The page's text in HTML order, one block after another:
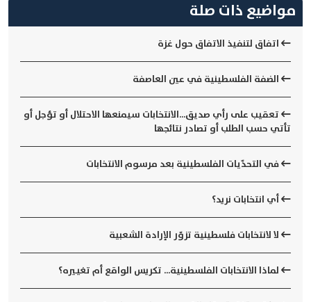
مواضيع ذات صلة
اتفاق لتنفيذ الاتفاق حول غزة
الضفة الفلسطينية في عين العاصفة
تعقيب على رأي صديق...الانتخابات سيمنعها الاحتلال أو تؤجل أو
تأتي حسب الطلب أو تصادر نتائجها
في التحدّيات الفلسطينية بعد مرسوم الانتخابات
أي انتخابات نريد؟
لا لانتخابات فلسطينية تزوّر الإرادة الشعبية
لماذا الانتخابات الفلسطينية... تكريس الواقع أم تغييره؟